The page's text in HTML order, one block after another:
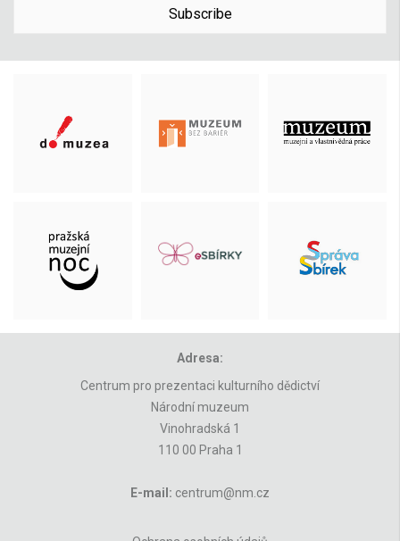
Subscribe
Adresa:
Centrum pro prezentaci kulturního dědictví
Národní muzeum
Vinohradská 1
110 00 Praha 1
E-mail: centrum@nm.cz